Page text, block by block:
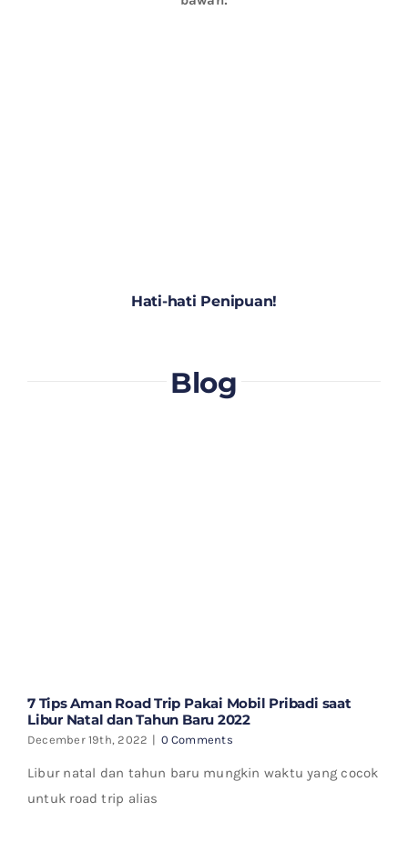
Hati-hati Penipuan!
Blog
7 Tips Aman Road Trip Pakai Mobil Pribadi saat
Libur Natal dan Tahun Baru 2022
December 19th, 2022 | 0 Comments
Libur natal dan tahun baru mungkin waktu yang cocok
untuk road trip alias